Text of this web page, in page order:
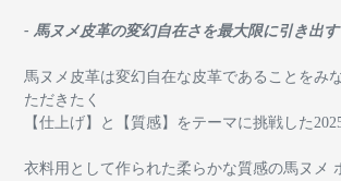
- 馬ヌメ皮革の変幻自在さを最大限に引き出す
馬ヌメ皮革は変幻自在な皮革であることをみ
ただきたく
【仕上げ】と【質感】をテーマに挑戦した
衣料用として作られた柔らかな質感の馬ヌメ